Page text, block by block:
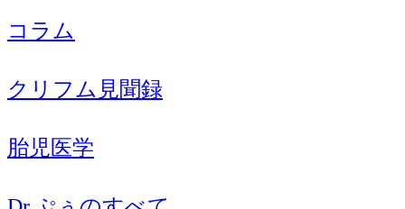
コラム
クリフム見聞録
胎児医学